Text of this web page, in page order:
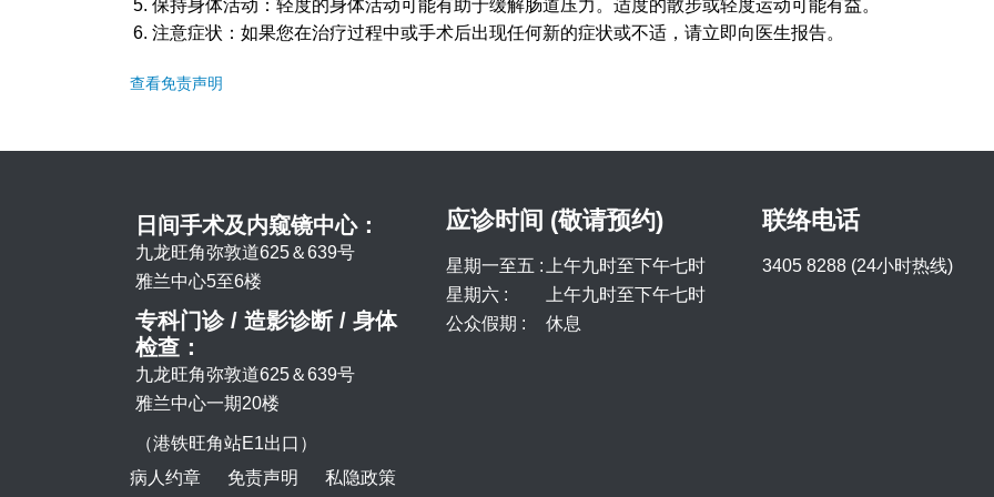
保持身体活动：轻度的身体活动可能有助于缓解肠道压力。适度的散步或轻度运动可能有益。
注意症状：如果您在治疗过程中或手术后出现任何新的症状或不适，请立即向医生报告。
查看免责声明
日间手术及内窥镜中心：
九龙旺角弥敦道625＆639号
雅兰中心5至6楼
专科门诊 / 造影诊断 / 身体
检查：
九龙旺角弥敦道625＆639号
雅兰中心一期20楼
（港铁旺角站E1出口）
应诊时间 (敬请预约)
星期一至五 :
上午九时至下午七时
星期六 :
上午九时至下午七时
公众假期 :
休息
联络电话
3405 8288 (24小时热线)
病人约章 免责声明 私隐政策